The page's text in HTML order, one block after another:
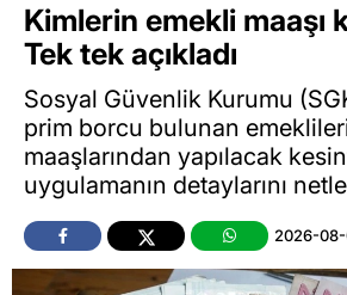
Kimlerin emekli maaşı
Tek tek açıkladı
Sosyal Güvenlik Kurumu
prim borcu bulunan
maaşlarından yapılacak
uygulamanın detaylarını
2026-08-